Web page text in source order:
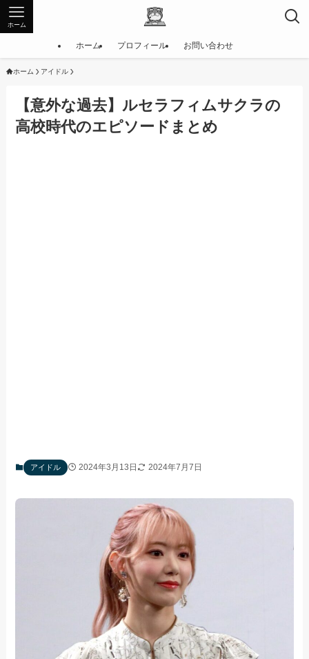
ホーム
ホーム プロフィール お問い合わせ
ホーム アイドル
【意外な過去】ルセラフィムサクラの
高校時代のエピソードまとめ
アイドル 2024年3月13日 2024年7月7日